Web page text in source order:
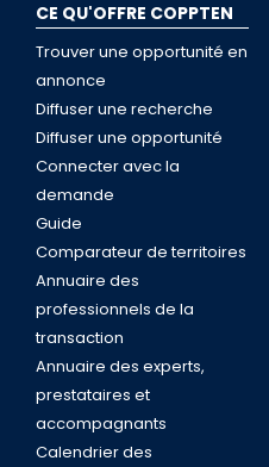
CE QU'OFFRE COPPTEN
Trouver une opportunité en
annonce
Diffuser une recherche
Diffuser une opportunité
Connecter avec la
demande
Guide
Comparateur de territoires
Annuaire des
professionnels de la
transaction
Annuaire des experts,
prestataires et
accompagnants
Calendrier des